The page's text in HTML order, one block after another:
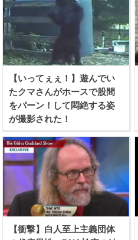
【いってぇぇ！】遊んでい
たクマさんがホースで股間
をパーン！して悶絶する姿
が撮影された！
【衝撃】白人至上主義団体